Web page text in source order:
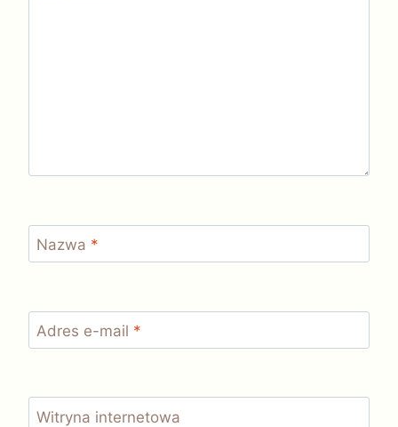
Nazwa *
Adres e-mail *
Witryna internetowa